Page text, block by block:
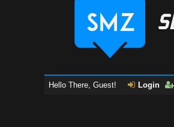
Hello There, Guest! Login